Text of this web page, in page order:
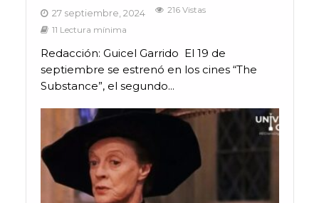
27 septiembre, 2024
216 Vistas
11 Lectura mínima
Redacción: Guicel Garrido El 19 de
septiembre se estrenó en los cines “The
Substance”, el segundo...